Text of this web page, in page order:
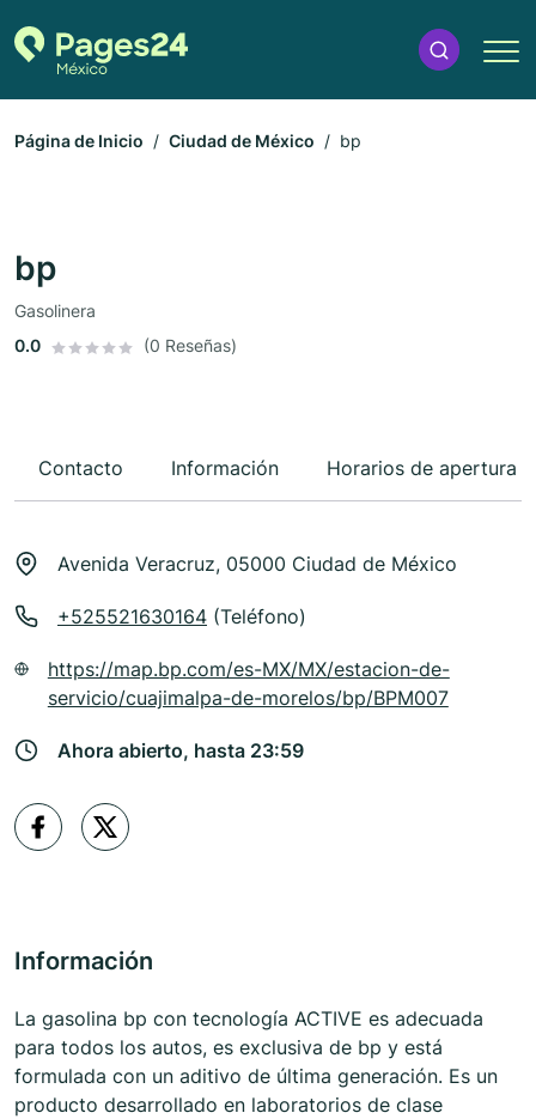
Página de Inicio Ciudad de México bp
bp
Gasolinera
0.0
(0 Reseñas)
Contacto Información Horarios de apertura
Avenida Veracruz, 05000 Ciudad de México
+525521630164 (Teléfono)
https://map.bp.com/es-MX/MX/estacion-de-
servicio/cuajimalpa-de-morelos/bp/BPM007
Ahora abierto, hasta 23:59
Información
La gasolina bp con tecnología ACTIVE es adecuada
para todos los autos, es exclusiva de bp y está
formulada con un aditivo de última generación. Es un
producto desarrollado en laboratorios de clase